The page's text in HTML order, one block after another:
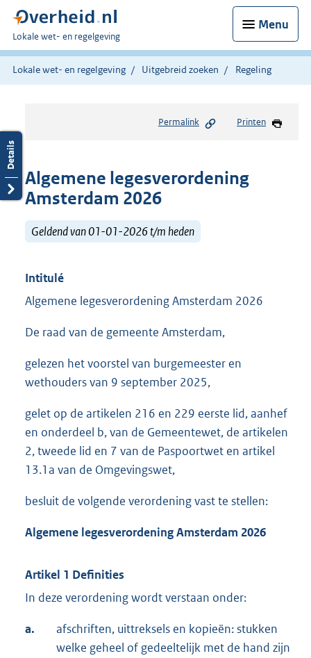
Menu
U
bent
hier:
Lokale wet- en regelgeving
Lokale wet- en regelgeving Uitgebreid zoeken Regeling
Permalink Printen
Algemene legesverordening
Amsterdam 2026
Geldend van 01-01-2026 t/m heden
Intitulé
Algemene legesverordening Amsterdam 2026
De raad van de gemeente Amsterdam,
gelezen het voorstel van burgemeester en
wethouders van 9 september 2025,
gelet op de artikelen 216 en 229 eerste lid, aanhef
en onderdeel b, van de Gemeentewet, de artikelen
2, tweede lid en 7 van de Paspoortwet en artikel
13.1a van de Omgevingswet,
besluit de volgende verordening vast te stellen:
Algemene legesverordening Amsterdam 2026
Artikel 1 Definities
In deze verordening wordt verstaan onder:
a.
afschriften, uittreksels en kopieën: stukken
welke geheel of gedeeltelijk met de hand zijn